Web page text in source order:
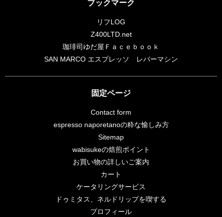
ブックマーク
リフLOG
Z400LTD.net
珈琲司ゆだ屋Ｆａｃｅｂｏｏｋ
SAN MARCO エスプレッソ レバーマシン
固定ページ
Contact form
espresso naporetanoの粋な愉しみ方
Sitemap
wabisukeの焙煎ポイント
お買い物の詳しいご案内
カート
ケータリングサービス
ドゥミタス、ネルドリップを喫する
プロフィール